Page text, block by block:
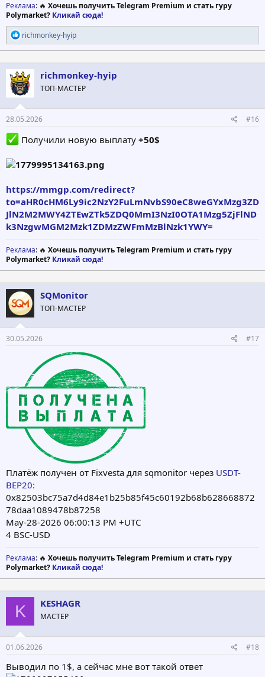
Реклама: 🔥 Хочешь получить Telegram Premium и стать гуру
Polymarket? Кликай сюда!
Р
е
а
к
ц
и
и
:
richmonkey-hyip
richmonkey-hyip
ТОП-МАСТЕР
28.05.2026 #16
Получили новую выплату +50$
https://mmgp.com/redirect?
to=aHR0cHM6Ly9ic2NzY2FuLmNvbS90eC8weGYxMzg3ZD
JlN2M2MWY4ZTEwZTk5ZDQ0MmI3NzI0OTA1Mzg5ZjFlND
k3NzgwMGM2Mzk1ZDMzZWFmMzBlNzk1YWY=
Реклама: 🔥 Хочешь получить Telegram Premium и стать гуру
Polymarket? Кликай сюда!
SQMonitor
ТОП-МАСТЕР
30.05.2026 #17
Платёж получен от Fixvesta для sqmonitor через USDT-
BEP20:
0x82503bc75a7d4d84e1b25b85f45c60192b68b628668872
78daa1089478b87258
May-28-2026 06:00:13 PM +UTC
4 BSC-USD
Реклама: 🔥 Хочешь получить Telegram Premium и стать гуру
Polymarket? Кликай сюда!
K KESHAGR
МАСТЕР
01.06.2026 #18
Выводил по 1$, а сейчас мне вот такой ответ